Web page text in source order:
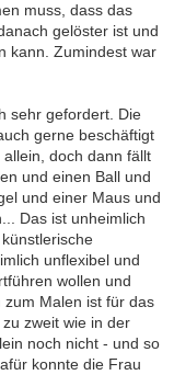
muss, dass das
gelöster ist und
kann. Zumindest war
sehr gefordert. Die
gerne beschäftigt
doch dann fällt
und einen Ball und
und einer Maus und
Das ist unheimlich
unflexibel und
wollen und
Malen ist für das
zweit wie in der
noch nicht - und so
konnte die Frau